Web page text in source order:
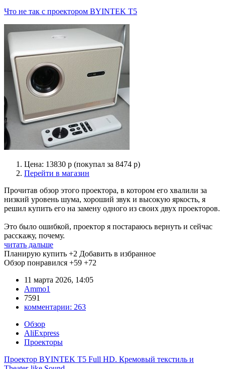
Что не так с проектором BYINTEK T5
Цена: 13830 р (покупал за 8474 р)
Перейти в магазин
Прочитав обзор этого проектора, в котором его хвалили за
низкий уровень шума, хороший звук и высокую яркость, я
решил купить его на замену одного из своих двух проекторов.
Это было ошибкой, проектор я постараюсь вернуть и сейчас
расскажу, почему.
читать дальше
Планирую купить +2 Добавить в избранное
Обзор понравился +59 +72
11 марта 2026, 14:05
Ammo1
7591
комментарии: 263
Обзор
AliExpress
Проекторы
Проектор BYINTEK T5 Full HD. Кремовый текстиль и